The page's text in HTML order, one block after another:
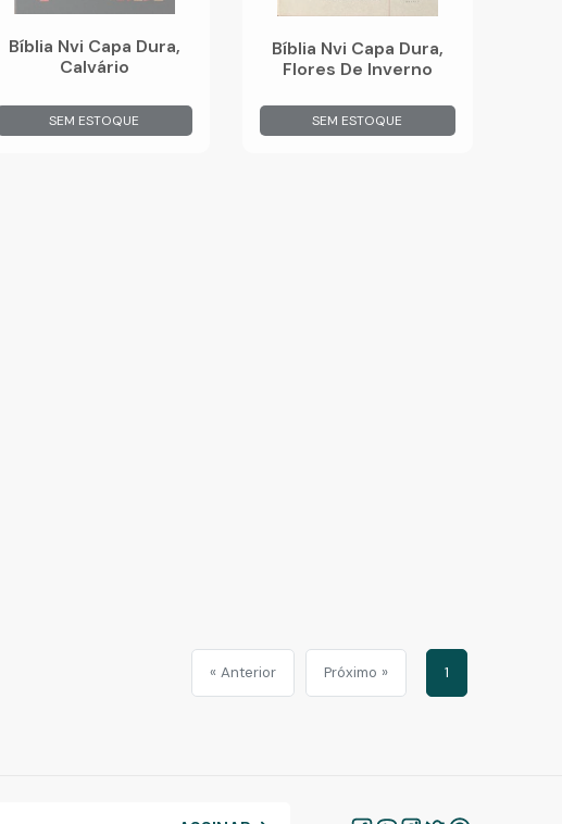
Bíblia Nvi Capa Dura,
Calvário
SEM ESTOQUE
Bíblia Nvi Capa Dura,
Flores De Inverno
SEM ESTOQUE
« Anterior Próximo » 1